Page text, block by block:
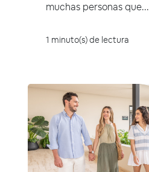
muchas personas que...
1 minuto(s) de lectura